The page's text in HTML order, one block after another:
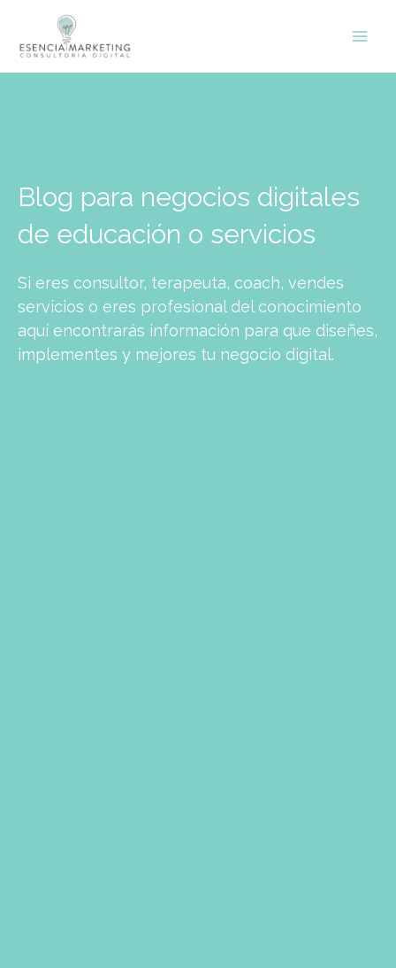
contenido
Blog para negocios digitales
de educación o servicios
Si eres consultor, terapeuta, coach, vendes
servicios o eres profesional del conocimiento
aquí encontrarás información para que diseñes,
implementes y mejores tu negocio digital.